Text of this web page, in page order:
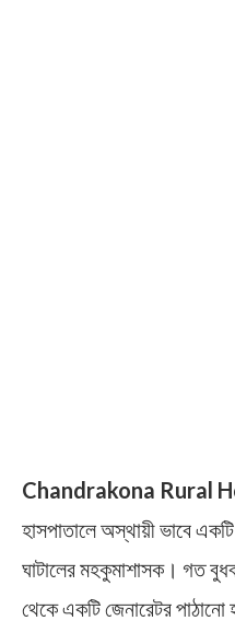
Chandrakona Rural
হাসপাতালে অস্থায়ী ভাবে
ঘাটালের মহকুমাশাসক। গত
থেকে একটি জেনারেটর পাঠানো